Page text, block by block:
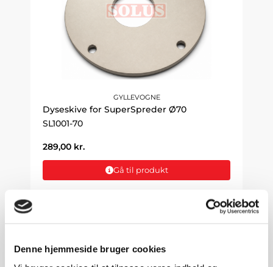
Denne hjemmeside bruger cookies
GYLLEVOGNE
Dyseskive for SuperSpreder Ø70
SL1001-70
289,00 kr.
Gå til produkt